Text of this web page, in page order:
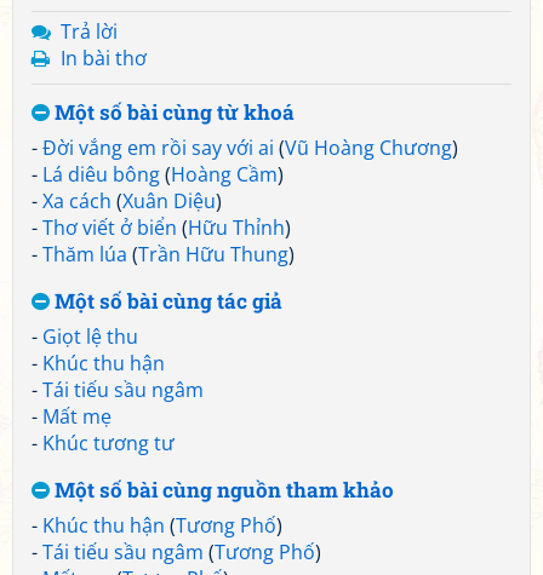
Trả lời
In bài thơ
Một số bài cùng từ khoá
-Đời vắng em rồi say với ai (Vũ Hoàng Chương)
- Lá diêu bông(Hoàng Cầm)
-Xa cách (Xuân Diệu)
-Thơ viết ở biển (Hữu Thỉnh)
-Thăm lúa (Trần Hữu Thung)
Một số bài cùng tác giả
- Giọt lệ thu
- Khúc thu hận
-Tái tiếu sầu ngâm
- Mất mẹ
- Khúc tương tư
Một số bài cùng nguồn tham khảo
- Khúc thu hận (Tương Phố)
-Tái tiếu sầu ngâm (Tương Phố)